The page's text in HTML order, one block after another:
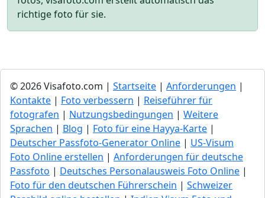
richtige foto für sie.
© 2026 Visafoto.com | Startseite | Anforderungen |
Kontakte | Foto verbessern | Reiseführer für
fotografen | Nutzungsbedingungen | Weitere
Sprachen | Blog | Foto für eine Hayya-Karte |
Deutscher Passfoto-Generator Online | US-Visum
Foto Online erstellen | Anforderungen für deutsche
Passfoto | Deutsches Personalausweis Foto Online |
Foto für den deutschen Führerschein | Schweizer